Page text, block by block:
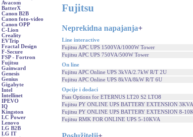
Avacom
BatterX
Canon B2B
Canon foto-video
Canon OPP
C-Lion
Creality
EVTrip
Fractal Design
F-Secure
FSP - Fortron
Fujitsu
Gainward
Genesis
Genius
Gigabyte
Intel
Intellinet
IPEVO
IQ
Kingston
LC Power
Lenovo
LG B2B
LG IT
Fujitsu
Neprekidna napajanja+
Line interactive
Fujitsu APC UPS 1500VA/1000W Tower
Fujitsu APC UPS 750VA/500W Tower
On line
Fujitsu APC Online UPS 3kVA/2.7kW R/T 2U
Fujitsu APC Online UPS 8kVA/8kW R/T 6U
Opcije i dodaci
Fsas Options for ETERNUS LT20 S2 LTO8
Fujitsu PY ONLINE UPS BATTERY EXTENSION 3KVA
Fujitsu PY ONLINE UPS BATTERY EXTENSION 8-
Fujitsu RMK FOR ONLINE UPS 5-10KVA